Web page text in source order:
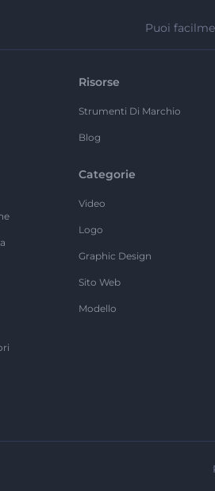
Puoi
Risorse
Strumenti Di Marchio
Blog
Categorie
Video
Logo
Graphic Design
Sito Web
Modello